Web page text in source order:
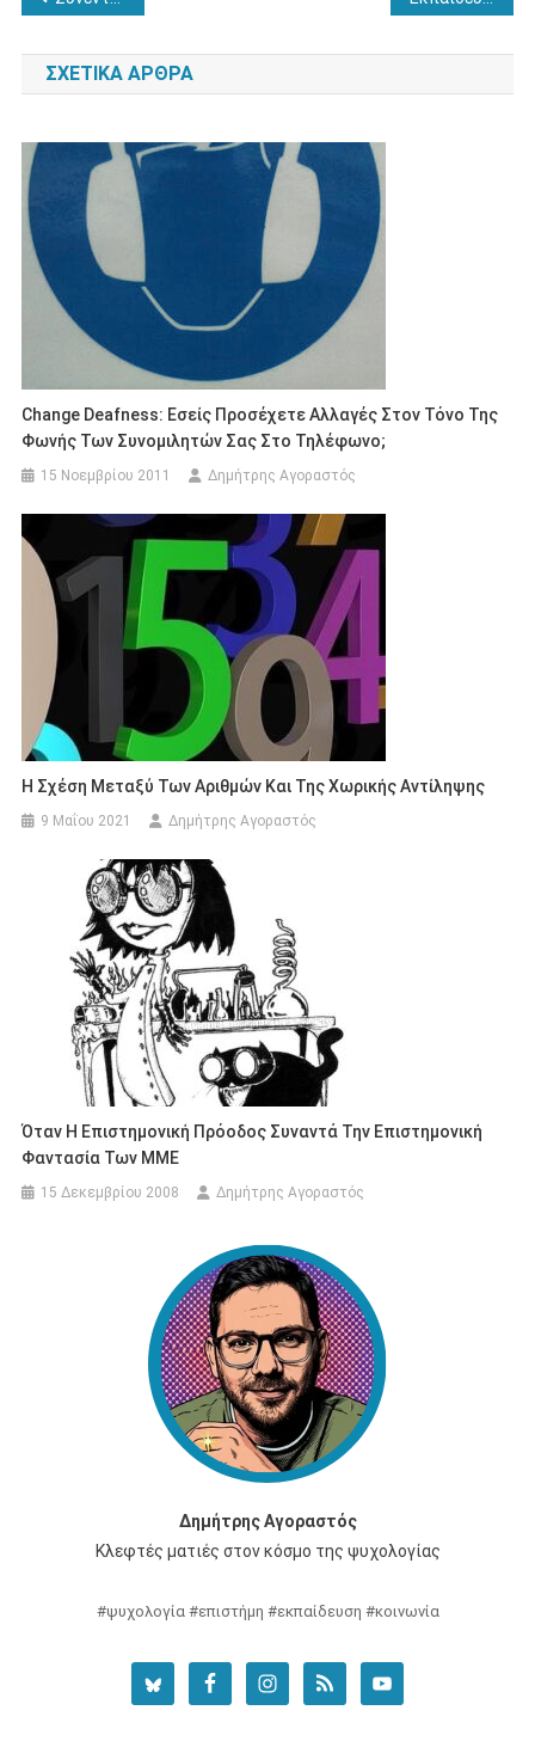
άρθρων
ΣΧΕΤΙΚΆ ΆΡΘΡΑ
Change Deafness: Εσείς Προσέχετε Αλλαγές Στον Τόνο Της
Φωνής Των Συνομιλητών Σας Στο Τηλέφωνο;
15 Νοεμβρίου 2011 Δημήτρης Αγοραστός
Η Σχέση Μεταξύ Των Αριθμών Και Της Χωρικής Αντίληψης
9 Μαΐου 2021 Δημήτρης Αγοραστός
Όταν Η Επιστημονική Πρόοδος Συναντά Την Επιστημονική
Φαντασία Των ΜΜΕ
15 Δεκεμβρίου 2008 Δημήτρης Αγοραστός
Δημήτρης Αγοραστός
Κλεφτές ματιές στον κόσμο της ψυχολογίας
#ψυχολογία #επιστήμη #εκπαίδευση #κοινωνία